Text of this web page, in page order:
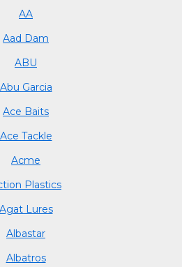
AA
Aad Dam
ABU
Abu Garcia
Ace Baits
Ace Tackle
Acme
Plastics
Agat Lures
Albastar
Albatros